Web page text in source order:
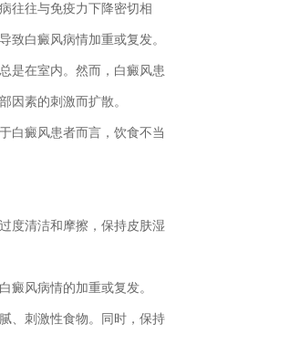
往往与免疫力下降密切相
致白癜风病情加重或复发。
是在室内。然而，白癜风患
因素的刺激而扩散。
癜风患者而言，饮食不当
度清洁和摩擦，保持皮肤湿
风病情的加重或复发。
、刺激性食物。同时，保持